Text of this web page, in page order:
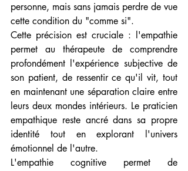
personne, mais sans jamais perdre de vue
cette condition du "comme si".
Cette précision est cruciale : l'empathie
permet au thérapeute de comprendre
profondément l'expérience subjective de
son patient, de ressentir ce qu'il vit, tout
en maintenant une séparation claire entre
leurs deux mondes intérieurs. Le praticien
empathique reste ancré dans sa propre
identité tout en explorant l'univers
émotionnel de l'autre.
L'empathie cognitive permet de